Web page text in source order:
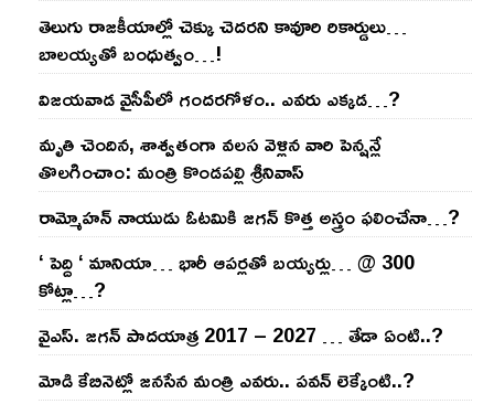
తెలుగు రాజ‌కీయాల్లో చెక్కు చెద‌ర‌ని కావూరి రికార్డులు…
బాల‌య్యతో బంధుత్వం…!
విజ‌య‌వాడ వైసీపీలో గంద‌ర‌గోళం.. ఎవ‌రు ఎక్క‌డ‌…?
మృతి చెందిన, శాశ్వతంగా వలస వెళ్లిన వారి పెన్ష‌న్లే
తొల‌గించాం: మంత్రి కొండపల్లి శ్రీనివాస్
రామ్మోహ‌న్ నాయుడు ఓట‌మికి జ‌గ‌న్ కొత్త అస్త్రం ఫ‌లించేనా…?
‘ పెద్ది ‘ మానియా… భారీ ఆప‌ర్ల‌తో బ‌య్య‌ర్లు… @ 300
కోట్లా…?
వైఎస్‌. జ‌గ‌న్ పాద‌యాత్ర 2017 – 2027 … తేడా ఏంటి..?
మోడి కేబినెట్లో జ‌నసేన మంత్రి ఎవ‌రు.. ప‌వ‌న్ లెక్కేంటి..?